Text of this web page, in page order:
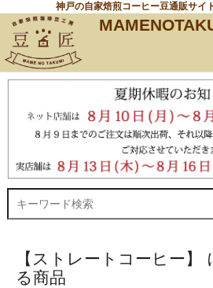
神戸の自家焙煎コーヒー豆通販サイ
【ストレートコーヒー】
る商品